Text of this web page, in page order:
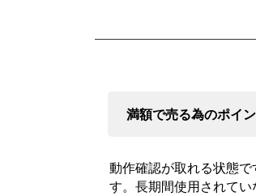
満額で売る為のポイ
動作確認が取れる状態
す。長期間使用されて